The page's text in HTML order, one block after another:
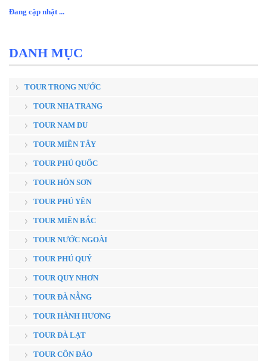
Đang cập nhật ...
DANH MỤC
TOUR TRONG NƯỚC
TOUR NHA TRANG
TOUR NAM DU
TOUR MIỀN TÂY
TOUR PHÚ QUỐC
TOUR HÒN SƠN
TOUR PHÚ YÊN
TOUR MIỀN BẮC
TOUR NƯỚC NGOÀI
TOUR PHÚ QUÝ
TOUR QUY NHƠN
TOUR ĐÀ NẴNG
TOUR HÀNH HƯƠNG
TOUR ĐÀ LẠT
TOUR CÔN ĐẢO